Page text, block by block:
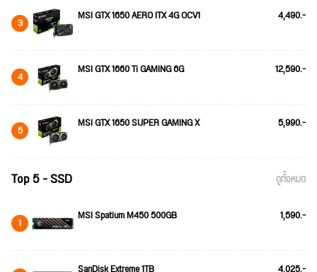
3 MSI GTX 1650 AERO ITX 4G OCV1 4,490.-
4 MSI GTX 1660 Ti GAMING 6G 12,590.-
5 MSI GTX 1650 SUPER GAMING X 5,990.-
Top 5 - SSD ดูทั้งหมด
1 MSI Spatium M450 500GB 1,590.-